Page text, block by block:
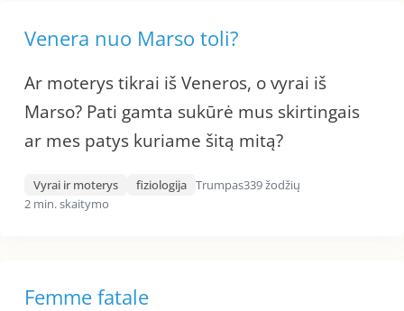
Venera nuo Marso toli?
Ar moterys tikrai iš Veneros, o vyrai iš
Marso? Pati gamta sukūrė mus skirtingais
ar mes patys kuriame šitą mitą?
Vyrai ir moterys fiziologija Trumpas339 žodžių
2 min. skaitymo
Femme fatale